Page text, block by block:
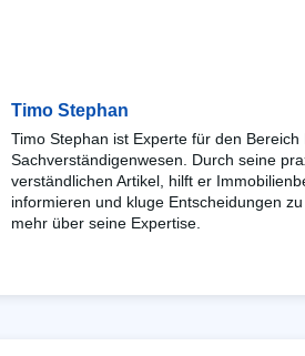
Timo Stephan
Timo Stephan ist Experte für den
Sachverständigenwesen. Durch seine
verständlichen Artikel, hilft er
informieren und kluge Entscheidungen
mehr über seine Expertise.